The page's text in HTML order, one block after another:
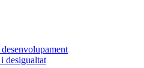
desigualtat